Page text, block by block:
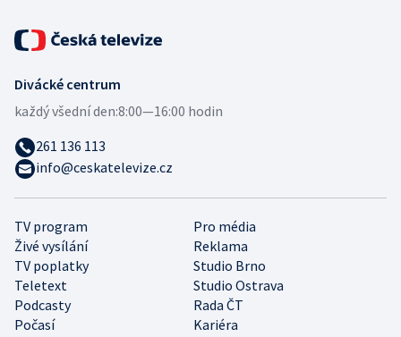
TV program
Pro média
Živé vysílání
Reklama
TV poplatky
Studio Brno
Teletext
Studio Ostrava
Podcasty
Rada ČT
Počasí
Kariéra
Divácké centrum
každý všední den:8:00—16:00 hodin
261 136 113
info@ceskatelevize.cz